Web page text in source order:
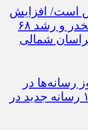
است/ افزایش
۴۳ درصدی کشفیات مواد مخدر و رشد ۶۸
شمالی
رسانه‌ها در
خراسان شمالی / فعالیت ۱۳ رسانه جدید در